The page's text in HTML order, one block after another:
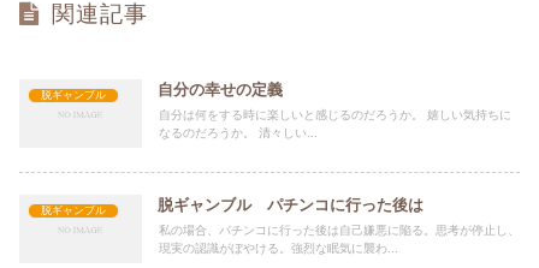
関連記事
脱ギャンブル 自分の幸せの定義
自分は何をする時に楽しいと感じるのだろうか。 嬉しい気持ちに
なるのだろうか。 清々しい...
脱ギャンブル 脱ギャンブル パチンコに行った後は
私の場合、パチンコに行った後は自己嫌悪に陥る。思考が停止し、
現実の認識がぼやける。強烈な眠気に襲わ...